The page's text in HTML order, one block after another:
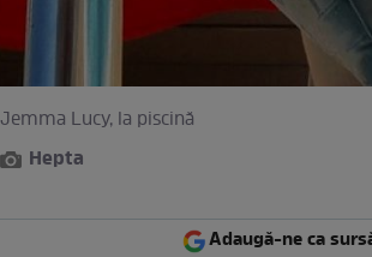
Jemma Lucy, la piscină
Hepta
Adaugă-ne ca